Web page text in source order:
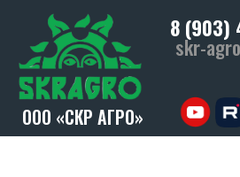
8 (903) 44-66-9-77
skr-agro@ yandex.ru
ООО «СКР АГРО»